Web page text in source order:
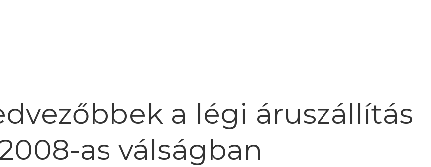
a légi áruszállítás
as válságban